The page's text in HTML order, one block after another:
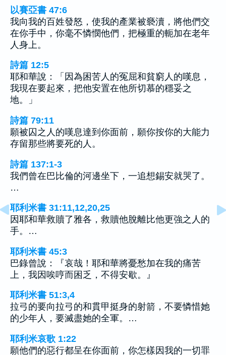
以賽亞書 47:6
我向我的百姓發怒，使我的產業被褻瀆，將他們交
在你手中，你毫不憐憫他們，把極重的軛加在老年
人身上。
詩篇 12:5
耶和華說：「因為困苦人的冤屈和貧窮人的嘆息，
我現在要起來，把他安置在他所切慕的穩妥之
地。」
詩篇 79:11
願被囚之人的嘆息達到你面前，願你按你的大能力
存留那些將要死的人。
詩篇 137:1-3
我們曾在巴比倫的河邊坐下，一追想錫安就哭了。
…
耶利米書 31:11,12,20,25
因耶和華救贖了雅各，救贖他脫離比他更強之人的
手。…
耶利米書 45:3
巴錄曾說：『哀哉！耶和華將憂愁加在我的痛苦
上，我因唉哼而困乏，不得安歇。』
耶利米書 51:3,4
拉弓的要向拉弓的和貫甲挺身的射箭，不要憐惜她
的少年人，要滅盡她的全軍。…
耶利米哀歌 1:22
願他們的惡行都呈在你面前，你怎樣因我的一切罪